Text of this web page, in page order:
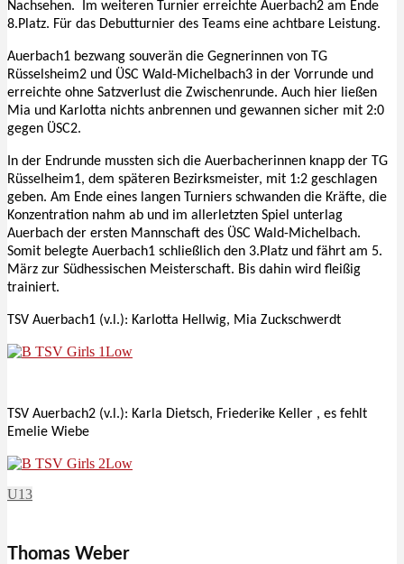
Nachsehen. Im weiteren Turnier erreichte Auerbach2 am Ende
8.Platz. Für das Debutturnier des Teams eine achtbare Leistung.
Auerbach1 bezwang souverän die Gegnerinnen von TG
Rüsselsheim2 und ÜSC Wald-Michelbach3 in der Vorrunde und
erreichte ohne Satzverlust die Zwischenrunde. Auch hier ließen
Mia und Karlotta nichts anbrennen und gewannen sicher mit 2:0
gegen ÜSC2.
In der Endrunde mussten sich die Auerbacherinnen knapp der TG
Rüsselheim1, dem späteren Bezirksmeister, mit 1:2 geschlagen
geben. Am Ende eines langen Turniers schwanden die Kräfte, die
Konzentration nahm ab und im allerletzten Spiel unterlag
Auerbach der ersten Mannschaft des ÜSC Wald-Michelbach.
Somit belegte Auerbach1 schließlich den 3.Platz und fährt am 5.
März zur Südhessischen Meisterschaft. Bis dahin wird fleißig
trainiert.
TSV Auerbach1 (v.l.): Karlotta Hellwig, Mia Zuckschwerdt
TSV Auerbach2 (v.l.): Karla Dietsch, Friederike Keller , es fehlt
Emelie Wiebe
U13
Thomas Weber